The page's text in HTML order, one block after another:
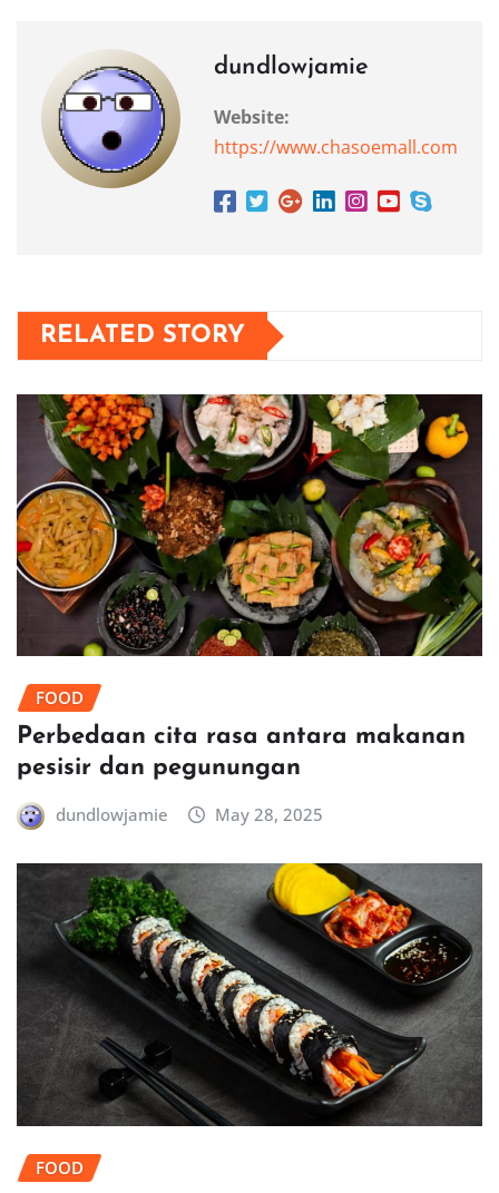
dundlowjamie
Website:
https://www.chasoemall.com
RELATED STORY
FOOD
Perbedaan cita rasa antara makanan
pesisir dan pegunungan
dundlowjamie May 28, 2025
FOOD